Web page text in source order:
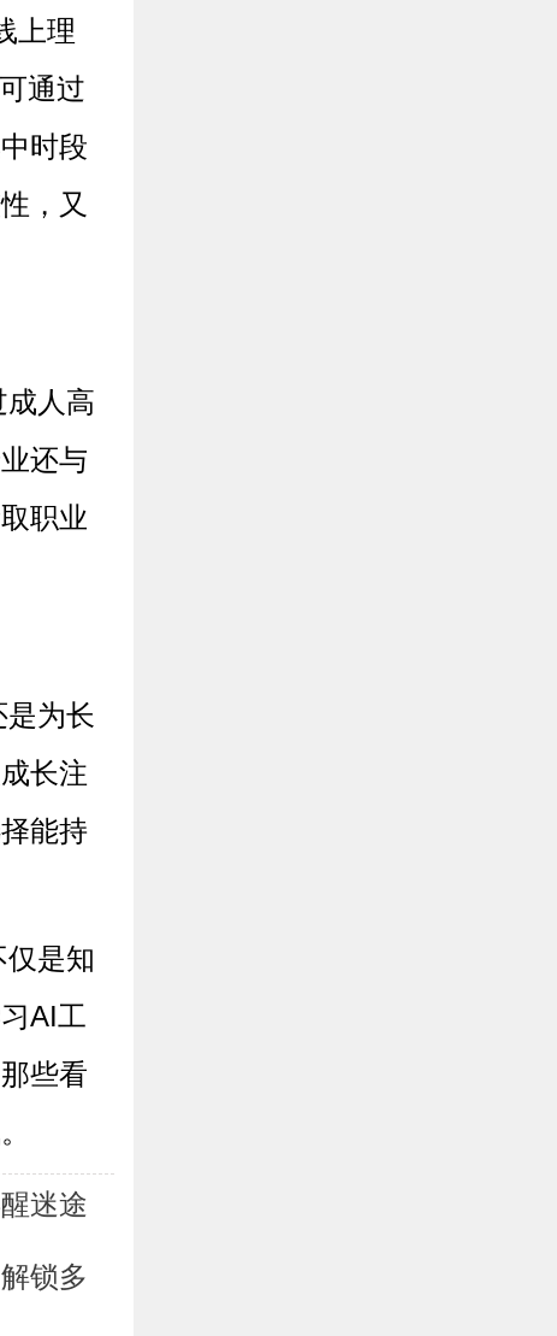
上理
通过
时段
，又
人高
还与
职业
为长
长注
能持
是知
AI工
些看
迷途
锁多